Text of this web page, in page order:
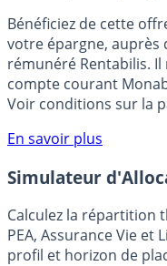
🎁 Bon plan
Bénéficiez de cette
votre épargne, auprès
rémunéré Rentabilis. Il
Voir conditions sur la
En savoir plus
Simulateur
Calculez la répartition